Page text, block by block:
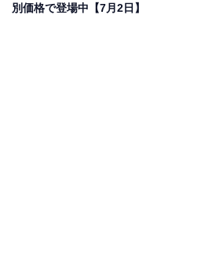
別価格で登場中【7月2日】